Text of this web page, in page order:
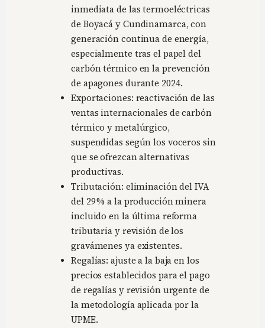
inmediata de las termoeléctricas
de Boyacá y Cundinamarca, con
generación continua de energía,
especialmente tras el papel del
carbón térmico en la prevención
de apagones durante 2024.
Exportaciones: reactivación de las
ventas internacionales de carbón
térmico y metalúrgico,
suspendidas según los voceros sin
que se ofrezcan alternativas
productivas.
Tributación: eliminación del IVA
del 29 % a la producción minera
incluido en la última reforma
tributaria y revisión de los
gravámenes ya existentes.
Regalías: ajuste a la baja en los
precios establecidos para el pago
de regalías y revisión urgente de
la metodología aplicada por la
UPME.